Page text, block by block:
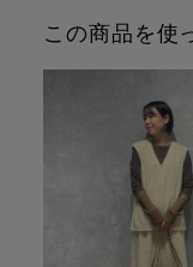
この商品を使